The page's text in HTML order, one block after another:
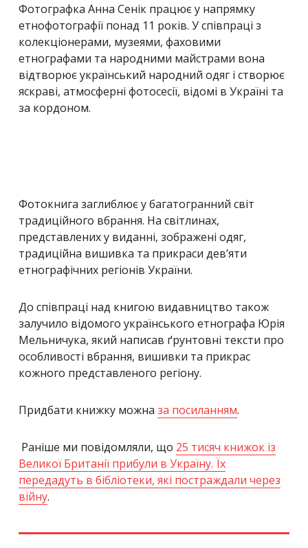
Фотографка Анна Сенік працює у напрямку
етнофотографії понад 11 років. У співпраці з
колекціонерами, музеями, фаховими
етнографами та народними майстрами вона
відтворює український народний одяг і створює
яскраві, атмосферні фотосесії, відомі в Україні та
за кордоном.
Фотокнига заглиблює у багатогранний світ
традиційного вбрання. На світлинах,
представлених у виданні, зображені одяг,
традиційна вишивка та прикраси дев’яти
етнографічних регіонів України.
До співпраці над книгою видавництво також
залучило відомого українського етнографа Юрія
Мельничука, який написав ґрунтовні тексти про
особливості вбрання, вишивки та прикрас
кожного представленого регіону.
Придбати книжку можна за посиланням.
Раніше ми повідомляли, що 25 тисяч книжок із
Великої Британії прибули в Україну. Їх
передадуть в бібліотеки, які постраждали через
війну.